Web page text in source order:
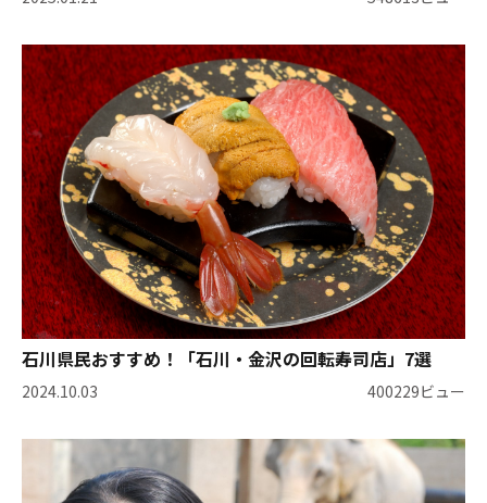
石川県民おすすめ！「石川・金沢の回転寿司店」7選
2024.10.03 400229ビュー